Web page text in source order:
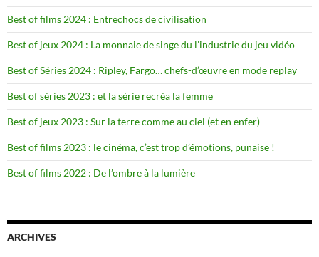
Best of films 2024 : Entrechocs de civilisation
Best of jeux 2024 : La monnaie de singe du l’industrie du jeu vidéo
Best of Séries 2024 : Ripley, Fargo… chefs-d’œuvre en mode replay
Best of séries 2023 : et la série recréa la femme
Best of jeux 2023 : Sur la terre comme au ciel (et en enfer)
Best of films 2023 : le cinéma, c’est trop d’émotions, punaise !
Best of films 2022 : De l’ombre à la lumière
ARCHIVES